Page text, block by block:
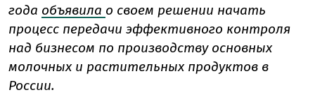
года объявила о своем решении начать
процесс передачи эффективного контроля
над бизнесом по производству основных
молочных и растительных продуктов в
России.